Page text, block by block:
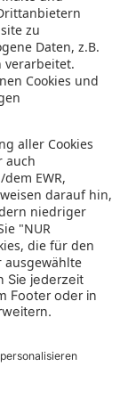
rundum
wollen sich Ihre
anschauen? Dann
Sie sich dort die
wissen, was
Sie sonnenklar.TV
aus dem
Einstellungen
bei
Inspirationen sorgen
Umgebung und